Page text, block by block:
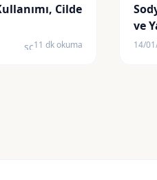
Cilde
schedule
11 dk okuma
ve
14/